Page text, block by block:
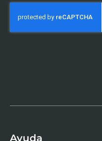
Ayuda